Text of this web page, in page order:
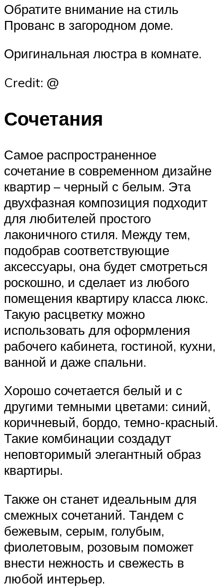
Обратите внимание на стиль
Прованс в загородном доме.
Оригинальная люстра в комнате.
Credit: @
Сочетания
Самое распространенное
сочетание в современном дизайне
квартир – черный с белым. Эта
двухфазная композиция подходит
для любителей простого
лаконичного стиля. Между тем,
подобрав соответствующие
аксессуары, она будет смотреться
роскошно, и сделает из любого
помещения квартиру класса люкс.
Такую расцветку можно
использовать для оформления
рабочего кабинета, гостиной, кухни,
ванной и даже спальни.
Хорошо сочетается белый и с
другими темными цветами: синий,
коричневый, бордо, темно-красный.
Такие комбинации создадут
неповторимый элегантный образ
квартиры.
Также он станет идеальным для
смежных сочетаний. Тандем с
бежевым, серым, голубым,
фиолетовым, розовым поможет
внести нежность и свежесть в
любой интерьер.